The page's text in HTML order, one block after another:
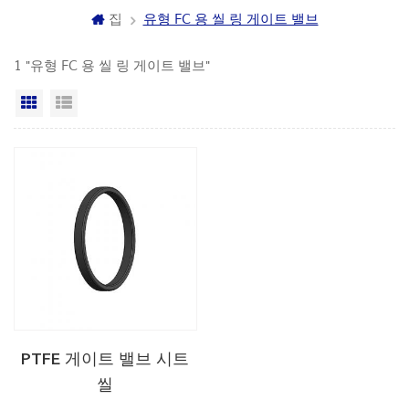
집 유형 FC 용 씰 링 게이트 밸브
1 "유형 FC 용 씰 링 게이트 밸브"
격자보기
PTFE 게이트 밸브 시트
씰